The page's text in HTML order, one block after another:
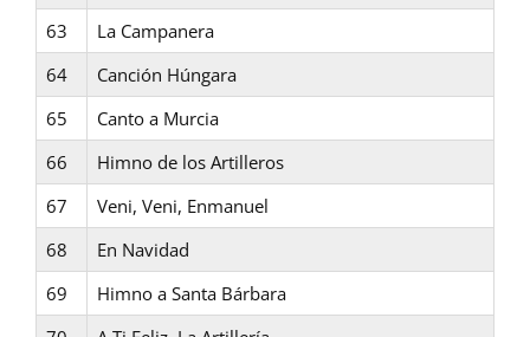
63
La Campanera
64
Canción Húngara
65
Canto a Murcia
66
Himno de los Artilleros
67
Veni, Veni, Enmanuel
68
En Navidad
69
Himno a Santa Bárbara